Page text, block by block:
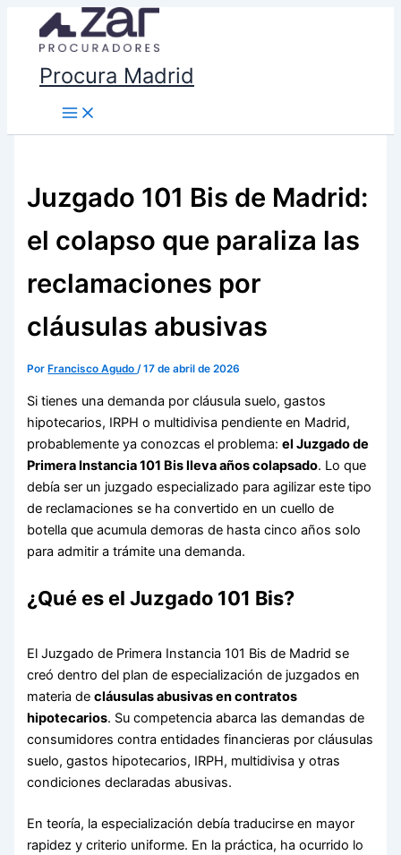
Procura Madrid
Juzgado 101 Bis de Madrid:
el colapso que paraliza las
reclamaciones por
cláusulas abusivas
Por Francisco Agudo/17 de abril de 2026
Si tienes una demanda por cláusula suelo, gastos
hipotecarios, IRPH o multidivisa pendiente en Madrid,
probablemente ya conozcas el problema:el Juzgado de
Primera Instancia 101 Bis lleva años colapsado. Lo que
debía ser un juzgado especializado para agilizar este tipo
de reclamaciones se ha convertido en un cuello de
botella que acumula demoras de hasta cinco años solo
para admitir a trámite una demanda.
¿Qué es el Juzgado 101 Bis?
El Juzgado de Primera Instancia 101 Bis de Madrid se
creó dentro del plan de especialización de juzgados en
materia decláusulas abusivas en contratos
hipotecarios. Su competencia abarca las demandas de
consumidores contra entidades financieras por cláusulas
suelo, gastos hipotecarios, IRPH, multidivisa y otras
condiciones declaradas abusivas.
En teoría, la especialización debía traducirse en mayor
rapidez y criterio uniforme. En la práctica, ha ocurrido lo